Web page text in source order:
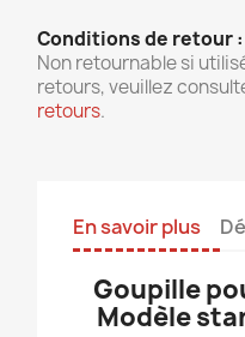
Conditions de retour :
Non retournable si
retours, veuillez
retours.
En savoir plus
Goupille
Modèle